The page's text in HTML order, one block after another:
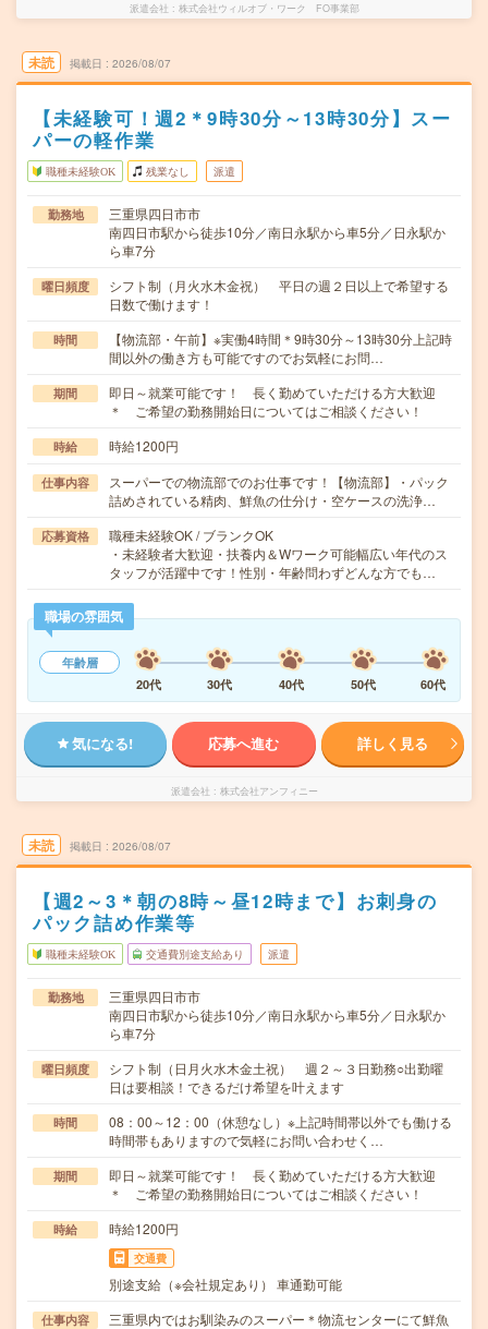
派遣会社 株式会社ウィルオブ・ワーク FO事業部
未読 掲載日 2026/08/07
【未経験可！週2＊9時30分～13時30分】スー
パーの軽作業
職種未経験OK 残業なし 派遣
勤務地
三重県四日市市
南四日市駅から徒歩10分／南日永駅から車5分／日永駅か
ら車7分
曜日頻度
シフト制（月火水木金祝） 平日の週２日以上で希望する
日数で働けます！
時間
【物流部・午前】※実働4時間＊9時30分～13時30分上記時
間以外の働き方も可能ですのでお気軽にお問…
期間
即日～就業可能です！ 長く勤めていただける方大歓迎
＊ ご希望の勤務開始日についてはご相談ください！
時給 時給1200円
仕事内容
スーパーでの物流部でのお仕事です！【物流部】・パック
詰めされている精肉、鮮魚の仕分け・空ケースの洗浄…
応募資格
職種未経験OK / ブランクOK
・未経験者大歓迎・扶養内＆Wワーク可能幅広い年代のス
タッフが活躍中です！性別・年齢問わずどんな方でも…
職場の雰囲気
年齢層
20代
30代 40代 50代 60代
気になる! 応募へ進む 詳しく見る
派遣会社 株式会社アンフィニー
未読 掲載日 2026/08/07
【週2～3＊朝の8時～昼12時まで】お刺身の
パック詰め作業等
職種未経験OK 交通費別途支給あり 派遣
勤務地
三重県四日市市
南四日市駅から徒歩10分／南日永駅から車5分／日永駅か
ら車7分
曜日頻度
シフト制（日月火水木金土祝） 週２～３日勤務○出勤曜
日は要相談！できるだけ希望を叶えます
時間
08：00～12：00（休憩なし）※上記時間帯以外でも働ける
時間帯もありますので気軽にお問い合わせく…
期間
即日～就業可能です！ 長く勤めていただける方大歓迎
＊ ご希望の勤務開始日についてはご相談ください！
時給 時給1200円
交通費
別途支給（※会社規定あり） 車通勤可能
仕事内容
三重県内ではお馴染みのスーパー＊物流センターにて鮮魚